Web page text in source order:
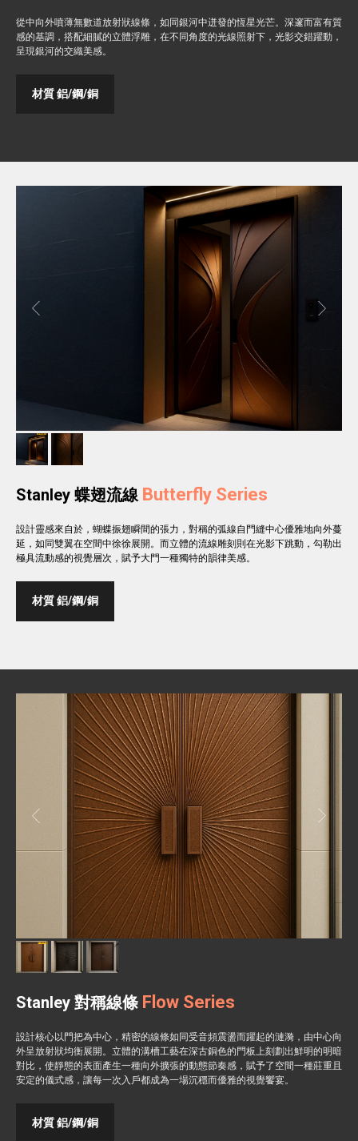
從中向外噴薄無數道放射狀線條，如同銀河中迸發的恆星光芒。深邃而富有質
感的基調，搭配細膩的立體浮雕，在不同角度的光線照射下，光影交錯躍動，
呈現銀河的交織美感。
材質 鋁/鋼/銅
Stanley 蝶翅流線 Butterfly Series
設計靈感來自於，蝴蝶振翅瞬間的張力，對稱的弧線自門縫中心優雅地向外蔓
延，如同雙翼在空間中徐徐展開。而立體的流線雕刻則在光影下跳動，勾勒出
極具流動感的視覺層次，賦予大門一種獨特的韻律美感。
材質 鋁/鋼/銅
Stanley 對稱線條 Flow Series
設計核心以門把為中心，精密的線條如同受音頻震盪而躍起的漣漪，由中心向
外呈放射狀均衡展開。立體的溝槽工藝在深古銅色的門板上刻劃出鮮明的明暗
對比，使靜態的表面產生一種向外擴張的動態節奏感，賦予了空間一種莊重且
安定的儀式感，讓每一次入戶都成為一場沉穩而優雅的視覺饗宴。
材質 鋁/鋼/銅